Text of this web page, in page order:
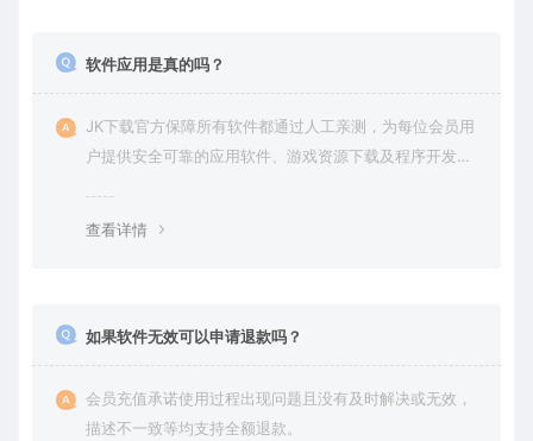
软件应用是真的吗？
JK下载官方保障所有软件都通过人工亲测，为每位会员用
户提供安全可靠的应用软件、游戏资源下载及程序开发服
查看详情
如果软件无效可以申请退款吗？
会员充值承诺使用过程出现问题且没有及时解决或无效，
描述不一致等均支持全额退款。